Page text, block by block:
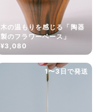
木の温もりを感じる「陶器
製のフラワーベース」
¥3,080
1〜3日で発送